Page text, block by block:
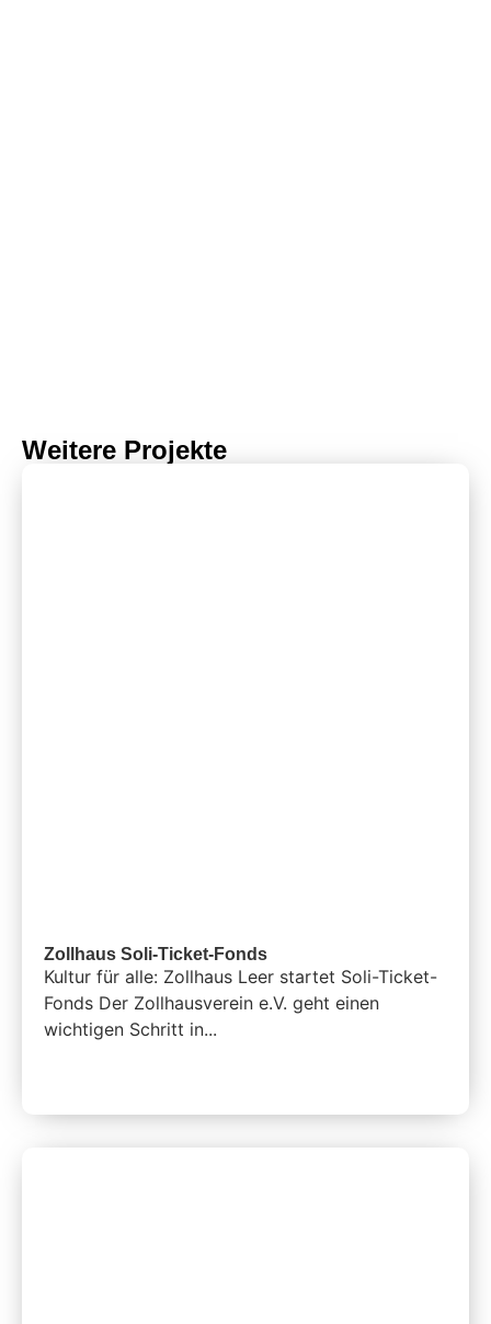
Weitere Projekte
Zollhaus Soli-Ticket-Fonds
Kultur für alle: Zollhaus Leer startet Soli-Ticket-
Fonds Der Zollhausverein e.V. geht einen
wichtigen Schritt in...